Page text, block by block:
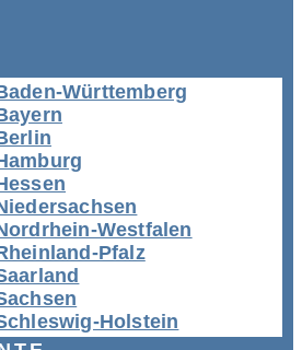
Württemberg
Westfalen
Pfalz
Holstein